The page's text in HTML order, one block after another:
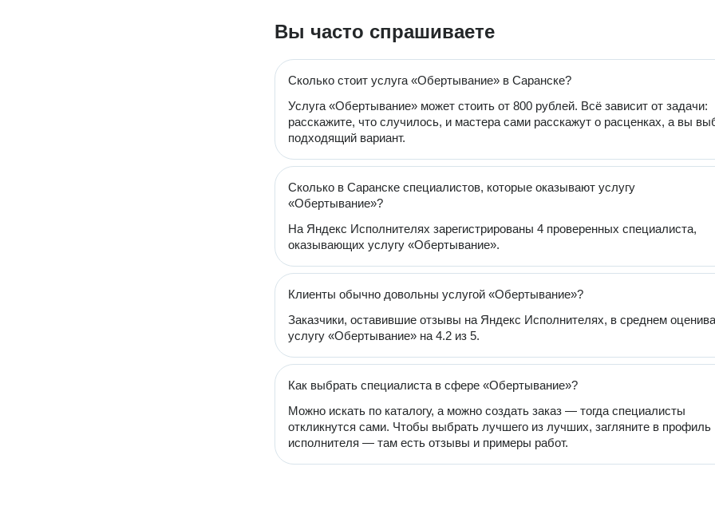
Вы часто спрашиваете
Сколько стоит услуга «Обертывание» в Саранске?
Услуга «Обертывание» может стоить от 800 рублей. Всё зависит от задачи:
расскажите, что случилось, и мастера сами расскажут о расценках, а вы
подходящий вариант.
Сколько в Саранске специалистов, которые оказывают услугу
«Обертывание»?
На Яндекс Исполнителях зарегистрированы 4 проверенных специалиста,
оказывающих услугу «Обертывание».
Клиенты обычно довольны услугой «Обертывание»?
Заказчики, оставившие отзывы на Яндекс Исполнителях, в среднем
услугу «Обертывание» на 4.2 из 5.
Как выбрать специалиста в сфере «Обертывание»?
Можно искать по каталогу, а можно создать заказ — тогда специалисты
откликнутся сами. Чтобы выбрать лучшего из лучших, загляните в профиль
исполнителя — там есть отзывы и примеры работ.